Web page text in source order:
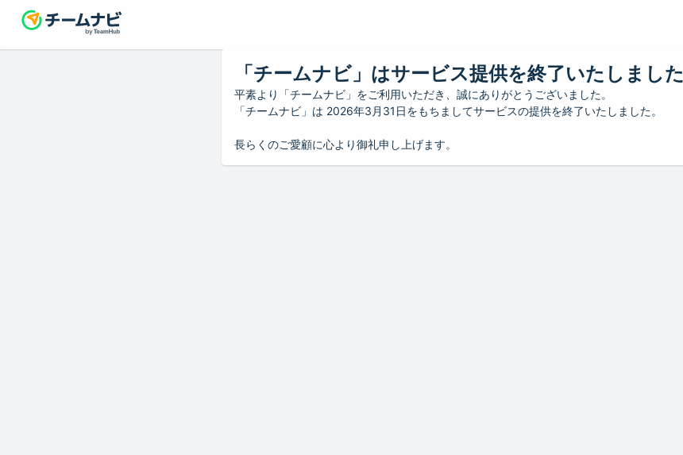
「チームナビ」はサービス提供を終了いたしました
平素より「チームナビ」をご利用いただき、誠にありがとうございました。
「チームナビ」は 2026年3月31日をもちましてサービスの提供を終了いたしました。
長らくのご愛顧に心より御礼申し上げます。